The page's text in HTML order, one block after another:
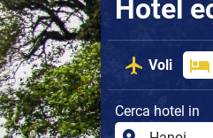
Hotel
Voli
Cerca hotel in